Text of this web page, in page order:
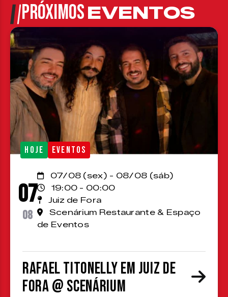
PRÓXIMOSEVENTOS
HOJE EVENTOS
07
08
07/08 (sex) - 08/08 (sáb)
19:00 - 00:00
Juiz de Fora
Scenárium Restaurante & Espaço
de Eventos
Rafael Titonelly em Juiz de
Fora @ Scenárium